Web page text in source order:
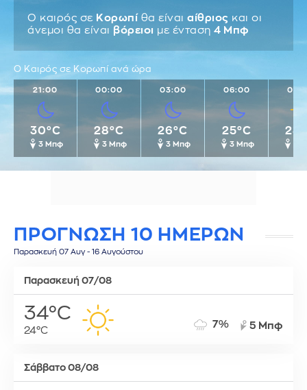
Ο καιρός σε Κορωπί θα είναι αίθριος και οι
άνεμοι θα είναι βόρειοι με ένταση 4 Μπφ
Ο Καιρός σε Κορωπί ανά ώρα
21:00
30°C
3 Μπφ
00:00
28°C
3 Μπφ
03:00
26°C
3 Μπφ
06:00
25°C
3 Μπφ
ΠΡΟΓΝΩΣΗ 10 ΗΜΕΡΩΝ
Παρασκευή 07 Αυγ - 16 Αυγούστου
Παρασκευή 07/08
34°C
24°C
7% 5 Μπφ
Σάββατο 08/08